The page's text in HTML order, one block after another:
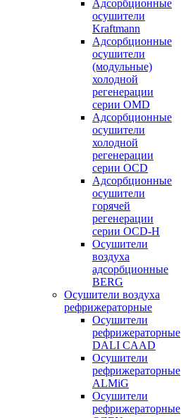
Адсорбционные
осушители
Kraftmann
Адсорбционные
осушители
(модульные)
холодной
регенерации
серии OMD
Адсорбционные
осушители
холодной
регенерации
серии OCD
Адсорбционные
осушители
горячей
регенерации
серии OСD-H
Осушители
воздуха
адсорбционные
BERG
Осушители воздуха
рефрижераторные
Осушители
рефрижераторные
DALI CAAD
Осушители
рефрижераторные
ALMiG
Осушители
рефрижераторные